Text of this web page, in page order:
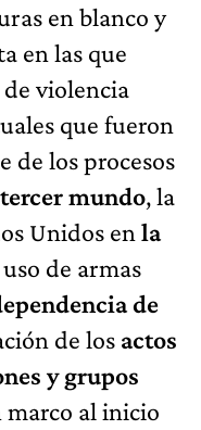
en blanco y
en las que
violencia
que fueron
de los procesos
mundo, la
Unidos en la
de armas
de
de los actos
y grupos
marco al inicio